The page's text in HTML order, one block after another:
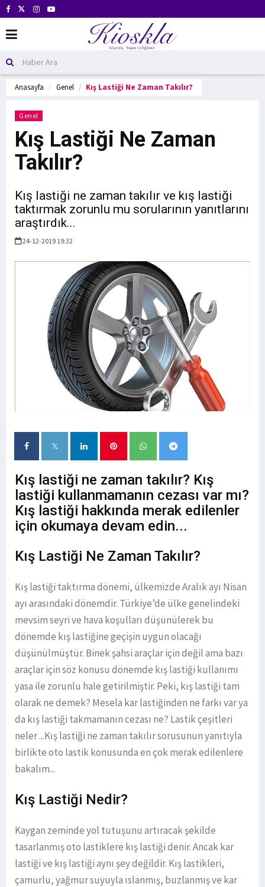
Anasayfa Genel Kış Lastiği Ne Zaman Takılır?
Genel
Kış Lastiği Ne Zaman
Takılır?
Kış lastiği ne zaman takılır ve kış lastiği
taktırmak zorunlu mu sorularının yanıtlarını
araştırdık...
24-12-2019 19:32
Kış lastiği ne zaman takılır? Kış
lastiği kullanmamanın cezası var mı?
Kış lastiği hakkında merak edilenler
için okumaya devam edin...
Kış Lastiği Ne Zaman Takılır?
Kış lastiği taktırma dönemi, ülkemizde Aralık ayı Nisan
ayı arasındaki dönemdir. Türkiye’de ülke genelindeki
mevsim seyri ve hava koşulları düşünülerek bu
dönemde kış lastiğine geçişin uygun olacağı
düşünülmüştür. Binek şahsi araçlar için değil ama bazı
araçlar için söz konusu dönemde kış lastiği kullanımı
yasa ile zorunlu hale getirilmiştir. Peki, kış lastiği tam
olarak ne demek? Mesela kar lastiğinden ne farkı var ya
da kış lastiği takmamanın cezası ne? Lastik çeşitleri
neler ...Kış lastiği ne zaman takılır sorusunun yanıtıyla
birlikte oto lastik konusunda en çok merak edilenlere
bakalım...
Kış Lastiği Nedir?
Kaygan zeminde yol tutuşunu artıracak şekilde
tasarlanmış oto lastiklere kış lastiği denir. Ancak kar
lastiği ve kış lastiği aynı şey değildir. Kış lastikleri,
çamurlu, yağmur suyuyla ıslanmış, buzlanmış ve kar